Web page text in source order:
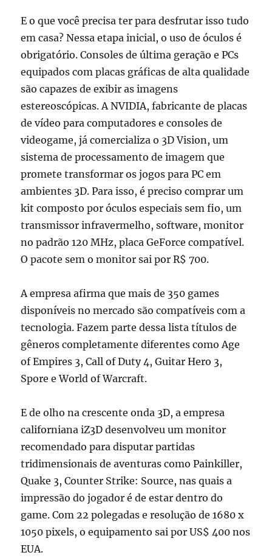
E o que você precisa ter para desfrutar isso tudo
em casa? Nessa etapa inicial, o uso de óculos é
obrigatório. Consoles de última geração e PCs
equipados com placas gráficas de alta qualidade
são capazes de exibir as imagens
estereoscópicas. A NVIDIA, fabricante de placas
de vídeo para computadores e consoles de
videogame, já comercializa o 3D Vision, um
sistema de processamento de imagem que
promete transformar os jogos para PC em
ambientes 3D. Para isso, é preciso comprar um
kit composto por óculos especiais sem fio, um
transmissor infravermelho, software, monitor
no padrão 120 MHz, placa GeForce compatível.
O pacote sem o monitor sai por R$ 700.
A empresa afirma que mais de 350 games
disponíveis no mercado são compatíveis com a
tecnologia. Fazem parte dessa lista títulos de
gêneros completamente diferentes como Age
of Empires 3, Call of Duty 4, Guitar Hero 3,
Spore e World of Warcraft.
E de olho na crescente onda 3D, a empresa
californiana iZ3D desenvolveu um monitor
recomendado para disputar partidas
tridimensionais de aventuras como Painkiller,
Quake 3, Counter Strike: Source, nas quais a
impressão do jogador é de estar dentro do
game. Com 22 polegadas e resolução de 1680 x
1050 pixels, o equipamento sai por US$ 400 nos
EUA.